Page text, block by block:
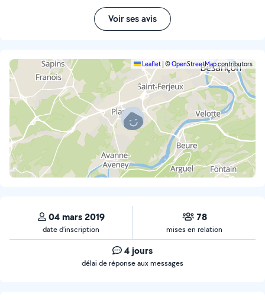
Voir ses avis
Leaflet ©OpenStreetMapcontributors
04 mars 2019
date d’inscription
78
mises en relation
4 jours
délai de réponse aux messages